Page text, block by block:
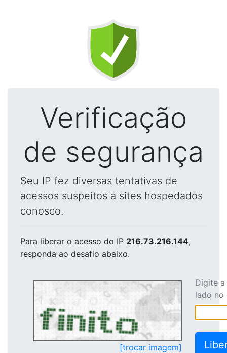
Verificação
de segurança
Seu IP fez diversas tentativas de
acessos suspeitos a sites hospedados
conosco.
Para liberar o acesso do IP 216.73.216.144,
responda ao desafio abaixo.
[trocar imagem]
Digite
lado no